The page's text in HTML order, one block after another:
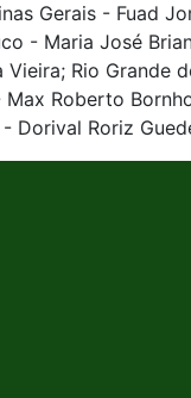
Gerais - Fuad
- Maria José
Vieira; Rio Grande
Max Roberto
Dorival Roriz